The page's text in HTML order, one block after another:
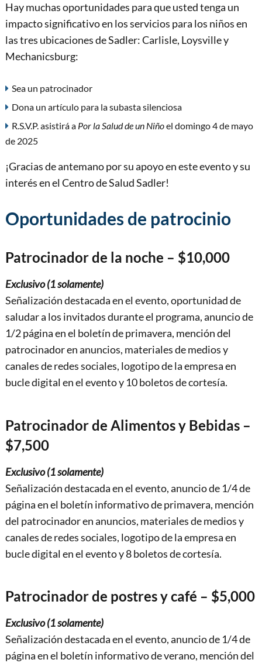
Hay muchas oportunidades para que usted tenga un
impacto significativo en los servicios para los niños en
las tres ubicaciones de Sadler: Carlisle, Loysville y
Mechanicsburg:
Sea un patrocinador
Dona un artículo para la subasta silenciosa
R.S.V.P. asistirá a Por la Salud de un Niñoel domingo 4 de mayo
de 2025
¡Gracias de antemano por su apoyo en este evento y su
interés en el Centro de Salud Sadler!
Oportunidades de patrocinio
Patrocinador de la noche – $10,000
Exclusivo (1 solamente)
Señalización destacada en el evento, oportunidad de
saludar a los invitados durante el programa, anuncio de
1/2 página en el boletín de primavera, mención del
patrocinador en anuncios, materiales de medios y
canales de redes sociales, logotipo de la empresa en
bucle digital en el evento y 10 boletos de cortesía.
Patrocinador de Alimentos y Bebidas –
$7,500
Exclusivo (1 solamente)
Señalización destacada en el evento, anuncio de 1/4 de
página en el boletín informativo de primavera, mención
del patrocinador en anuncios, materiales de medios y
canales de redes sociales, logotipo de la empresa en
bucle digital en el evento y 8 boletos de cortesía.
Patrocinador de postres y café – $5,000
Exclusivo (1 solamente)
Señalización destacada en el evento, anuncio de 1/4 de
página en el boletín informativo de verano, mención del